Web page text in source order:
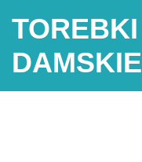
TOREBKI
DAMSKIE